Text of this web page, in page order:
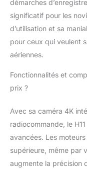
démarches
significatif pour les
d’utilisation et sa
pour ceux qui veulent
aériennes.
Fonctionnalités et
prix ?
Avec sa caméra 4K
radiocommande, le
avancées. Les
supérieure, même par
augmente la précision